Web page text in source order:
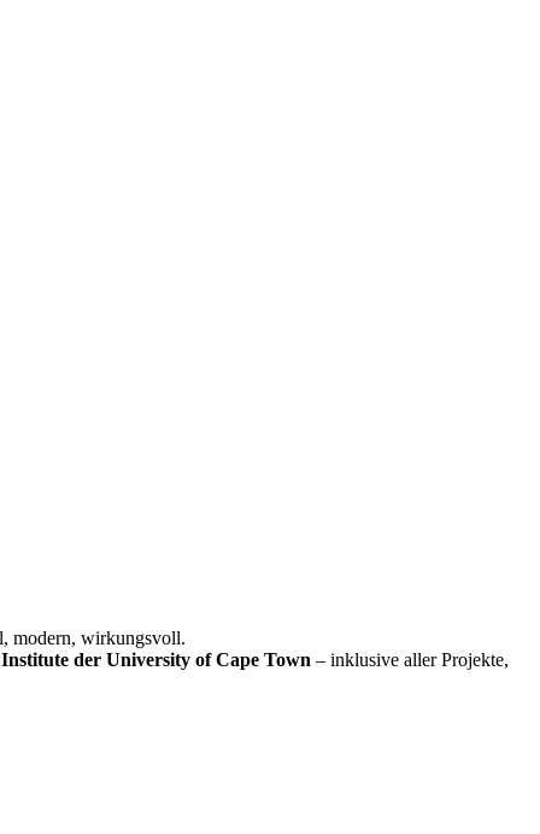
modern, wirkungsvoll.
der University of Cape Town – inklusive aller Projekte,